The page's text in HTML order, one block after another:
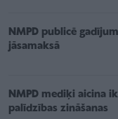
NMPD publicē
jāsamaksā
NMPD mediķi aicina
palīdzības zināšanas